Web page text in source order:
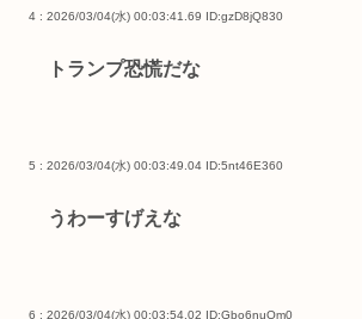
4 : 2026/03/04(水) 00:03:41.69 ID:gzD8jQ830
トランプ恐慌だな
5 : 2026/03/04(水) 00:03:49.04 ID:5nt46E360
うわーすげえな
6 : 2026/03/04(水) 00:03:54.02 ID:Gbo6nuOm0